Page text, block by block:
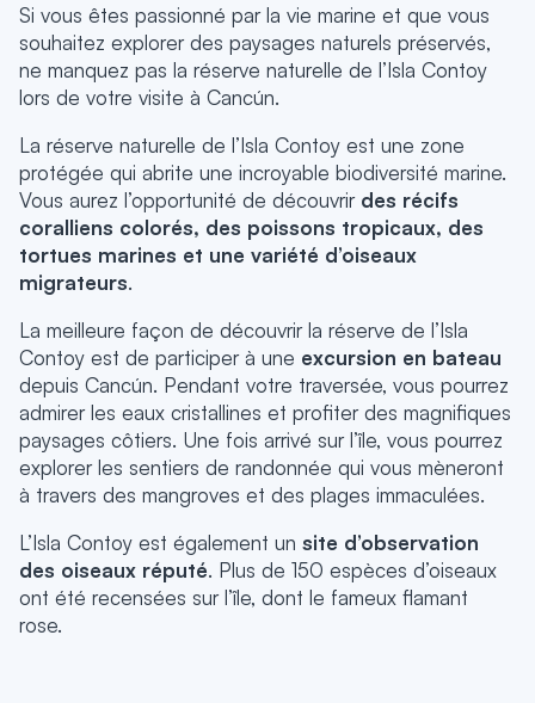
Si vous êtes passionné par la vie marine et que vous
souhaitez explorer des paysages naturels préservés,
ne manquez pas la réserve naturelle de l’Isla Contoy
lors de votre visite à Cancún.
La réserve naturelle de l’Isla Contoy est une zone
protégée qui abrite une incroyable biodiversité marine.
Vous aurez l’opportunité de découvrir des récifs
coralliens colorés, des poissons tropicaux, des
tortues marines et une variété d’oiseaux
migrateurs.
La meilleure façon de découvrir la réserve de l’Isla
Contoy est de participer à une excursion en bateau
depuis Cancún. Pendant votre traversée, vous pourrez
admirer les eaux cristallines et profiter des magnifiques
paysages côtiers. Une fois arrivé sur l’île, vous pourrez
explorer les sentiers de randonnée qui vous mèneront
à travers des mangroves et des plages immaculées.
L’Isla Contoy est également un site d’observation
des oiseaux réputé. Plus de 150 espèces d’oiseaux
ont été recensées sur l’île, dont le fameux flamant
rose.